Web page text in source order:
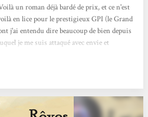
un roman déjà bardé de prix, et ce n'est
en lice pour le prestigieux GPI (le Grand
j'ai entendu dire beaucoup de bien depuis
je me suis attaqué avec envie et
chez l'Atalante), ne se dévorent pas d'une
un roman...